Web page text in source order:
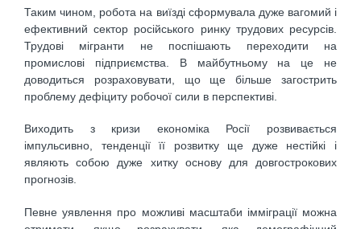
Таким чином, робота на виїзді сформувала дуже вагомий і
ефективний сектор російського ринку трудових ресурсів.
Трудові мігранти не поспішають переходити на
промислові підприємства. В майбутньому на це не
доводиться розраховувати, що ще більше загострить
проблему дефіциту робочої сили в перспективі.
Виходить з кризи економіка Росії розвивається
імпульсивно, тенденції її розвитку ще дуже нестійкі і
являють собою дуже хитку основу для довгострокових
прогнозів.
Певне уявлення про можливі масштаби імміграції можна